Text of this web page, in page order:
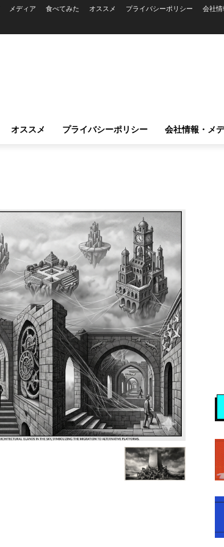
メディア 食べてみた オススメ プライバシーポリシー 会社
オススメ プライバシーポリシー 会社情報・メ